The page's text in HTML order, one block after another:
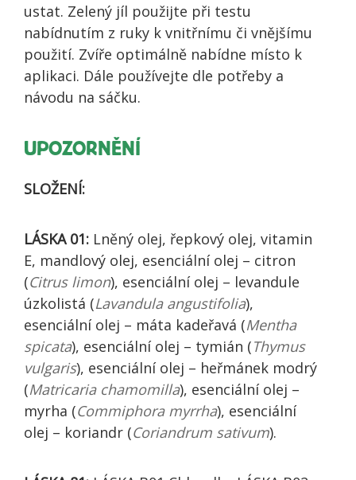
ustat. Zelený jíl použijte při testu
nabídnutím z ruky k vnitřnímu či vnějšímu
použití. Zvíře optimálně nabídne místo k
aplikaci. Dále používejte dle potřeby a
návodu na sáčku.
UPOZORNĚNÍ
SLOŽENÍ:
LÁSKA 01: Lněný olej, řepkový olej, vitamin
E, mandlový olej, esenciální olej – citron
(Citrus limon), esenciální olej – levandule
úzkolistá (Lavandula angustifolia),
esenciální olej – máta kadeřavá (Mentha
spicata), esenciální olej – tymián (Thymus
vulgaris), esenciální olej – heřmánek modrý
(Matricaria chamomilla), esenciální olej –
myrha (Commiphora myrrha), esenciální
olej – koriandr (Coriandrum sativum).